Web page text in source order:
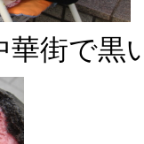
華街で黒